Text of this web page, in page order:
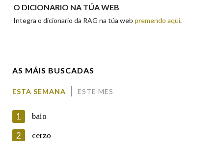
O DICIONARIO NA TÚA WEB
Integra o dicionario da RAG na túa web premendo aquí.
AS MÁIS BUSCADAS
ESTA SEMANA ESTE MES
1 baio
2 cerzo